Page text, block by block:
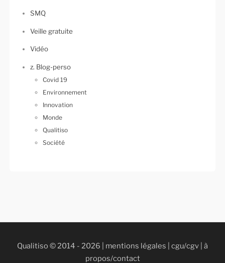
SMQ
Veille gratuite
Vidéo
z. Blog-perso
Covid 19
Environnement
Innovation
Monde
Qualitiso
Société
Qualitiso © 2014 - 2026 | mentions légales cgu/cgv à
propos/contact